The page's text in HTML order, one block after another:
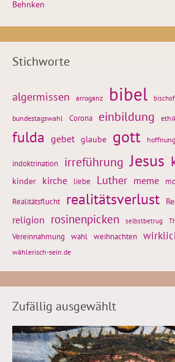
Behnken
Stichworte
algermissen arroganz bibel bischof
bundestagswahl Corona einbildung
fulda gebet glaube gott hoffnung
indoktrination irreführung Jesus
kinder kirche liebe Luther meme
Realitätsflucht realitätsverlust
religion rosinenpicken selbstbetrug
Vereinnahmung wahl weihnachten
wählerisch-sein.de
Zufällig ausgewählt